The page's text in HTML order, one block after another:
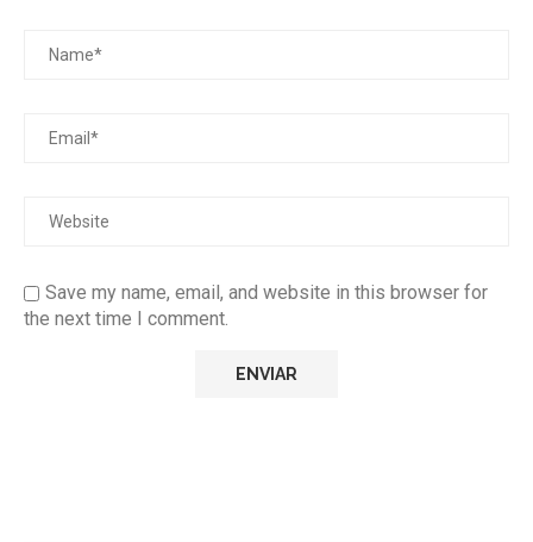
Save my name, email, and website in this browser for
the next time I comment.